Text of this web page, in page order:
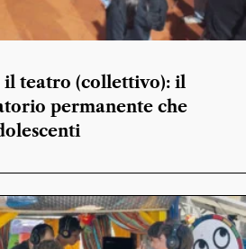
il teatro (collettivo): il
permanente che